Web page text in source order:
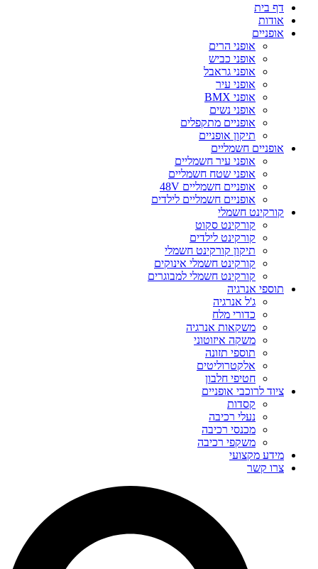
דף בית
אודות
אופניים
אופני הרים
אופני כביש
אופני גראבל
אופני עיר
אופני BMX
אופני נשים
אופניים מתקפלים
תיקון אופניים
אופניים חשמליים
אופני עיר חשמליים
אופני שטח חשמליים
אופניים חשמליים 48V
אופניים חשמליים לילדים
קורקינט חשמלי
קורקינט סקוט
קורקינט לילדים
תיקון קורקינט חשמלי
קורקינט חשמלי אינוקים
קורקינט חשמלי למבוגרים
תוספי אנרגיה
ג'ל אנרגיה
כדורי מלח
משקאות אנרגיה
משקה איזוטוני
תוספי תזונה
אלקטרוליטים
חטיפי חלבון
ציוד לרוכבי אופניים
קסדות
נעלי רכיבה
מכנסי רכיבה
משקפי רכיבה
מידע מקצועי
צרו קשר